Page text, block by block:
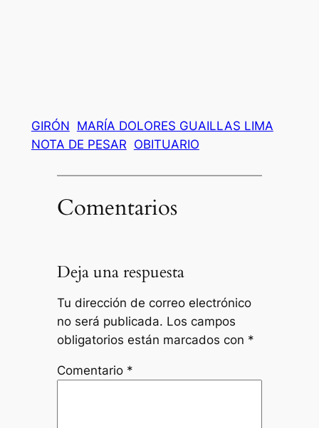
GIRÓN MARÍA DOLORES GUAILLAS LIMA
NOTA DE PESAR OBITUARIO
Comentarios
Deja una respuesta
Tu dirección de correo electrónico
no será publicada. Los campos
obligatorios están marcados con *
Comentario *